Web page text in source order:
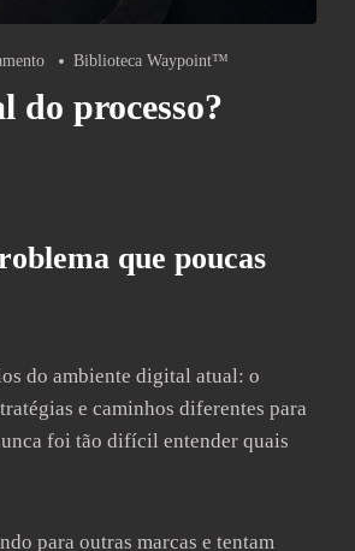
Biblioteca Waypoint™
processo?
que poucas
do ambiente digital atual: o
e caminhos diferentes para
foi tão difícil entender quais
para outras marcas e tentam